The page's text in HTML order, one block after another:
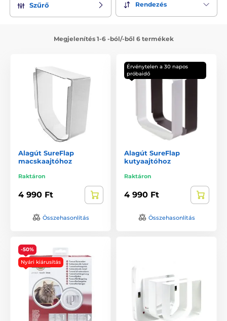
Szűrő Rendezés
Megjelenítés 1-6 -ból/-ből 6 termékek
Alagút SureFlap
macskaajtóhoz
Raktáron
4 990 Ft
Összehasonlítás
Érvénytelen a 30 napos
próbaidő
Alagút SureFlap
kutyaajtóhoz
Raktáron
4 990 Ft
Összehasonlítás
-50%
Nyári kiárusítás